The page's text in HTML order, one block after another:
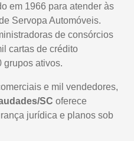
em 1966 para atender às
Servopa Automóveis.
de consórcios
cartas de crédito
grupos ativos.
e mil vendedores,
SC oferece
jurídica e planos sob